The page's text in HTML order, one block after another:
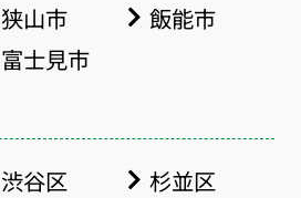
狭山市
飯能市
富士見市
渋谷区
杉並区